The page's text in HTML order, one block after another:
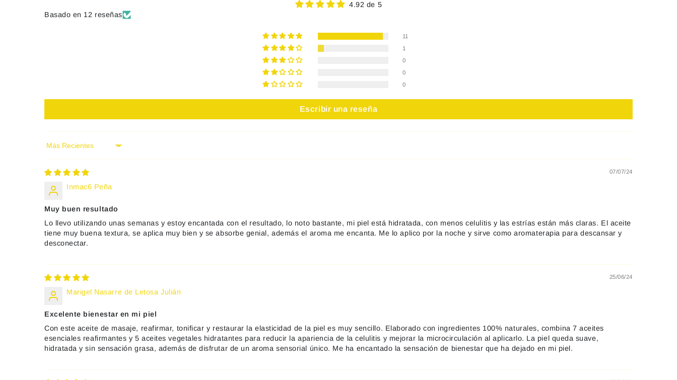
4.92 de 5
Basado en 12 reseñas
11
1
0
0
0
Escribir una reseña
Sort by
07/07/24
Inmac6 Peña
Muy buen resultado
Lo llevo utilizando unas semanas y estoy encantada con el resultado, lo noto bastante, mi piel está hidratada, con menos celulitis y las estrías están más claras. El aceite
tiene muy buena textura, se aplica muy bien y se absorbe genial, además el aroma me encanta. Me lo aplico por la noche y sirve como aromaterapia para descansar y
desconectar.
25/06/24
Marigel Nasarre de Letosa Julián
Excelente bienestar en mi piel
Con este aceite de masaje, reafirmar, tonificar y restaurar la elasticidad de la piel es muy sencillo. Elaborado con ingredientes 100% naturales, combina 7 aceites
esenciales reafirmantes y 5 aceites vegetales hidratantes para reducir la apariencia de la celulitis y mejorar la microcirculación al aplicarlo. La piel queda suave,
hidratada y sin sensación grasa, además de disfrutar de un aroma sensorial único. Me ha encantado la sensación de bienestar que ha dejado en mi piel.